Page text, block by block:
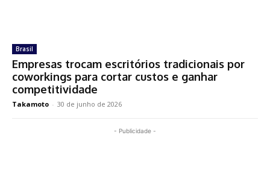
Brasil
Empresas trocam escritórios tradicionais por
coworkings para cortar custos e ganhar
competitividade
Takamoto - 30 de junho de 2026
- Publicidade -